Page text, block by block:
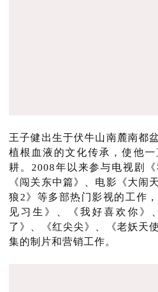
王子健出生于伏牛山南麓南都
植根血液的文化传承，使他
耕。2008年以来参与电视剧《
《闯关东中篇》、电影《大闹
狼2》等多部热门影视的工作
见习生》、《我好喜欢你》
了》、《红尖尖》、《老妖天
集的制片和营销工作。